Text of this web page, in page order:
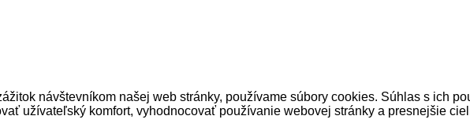
návštevníkom našej web stránky, používame súbory cookies. Súhlas s ich
užívateľský komfort, vyhodnocovať používanie webovej stránky a presnejšie